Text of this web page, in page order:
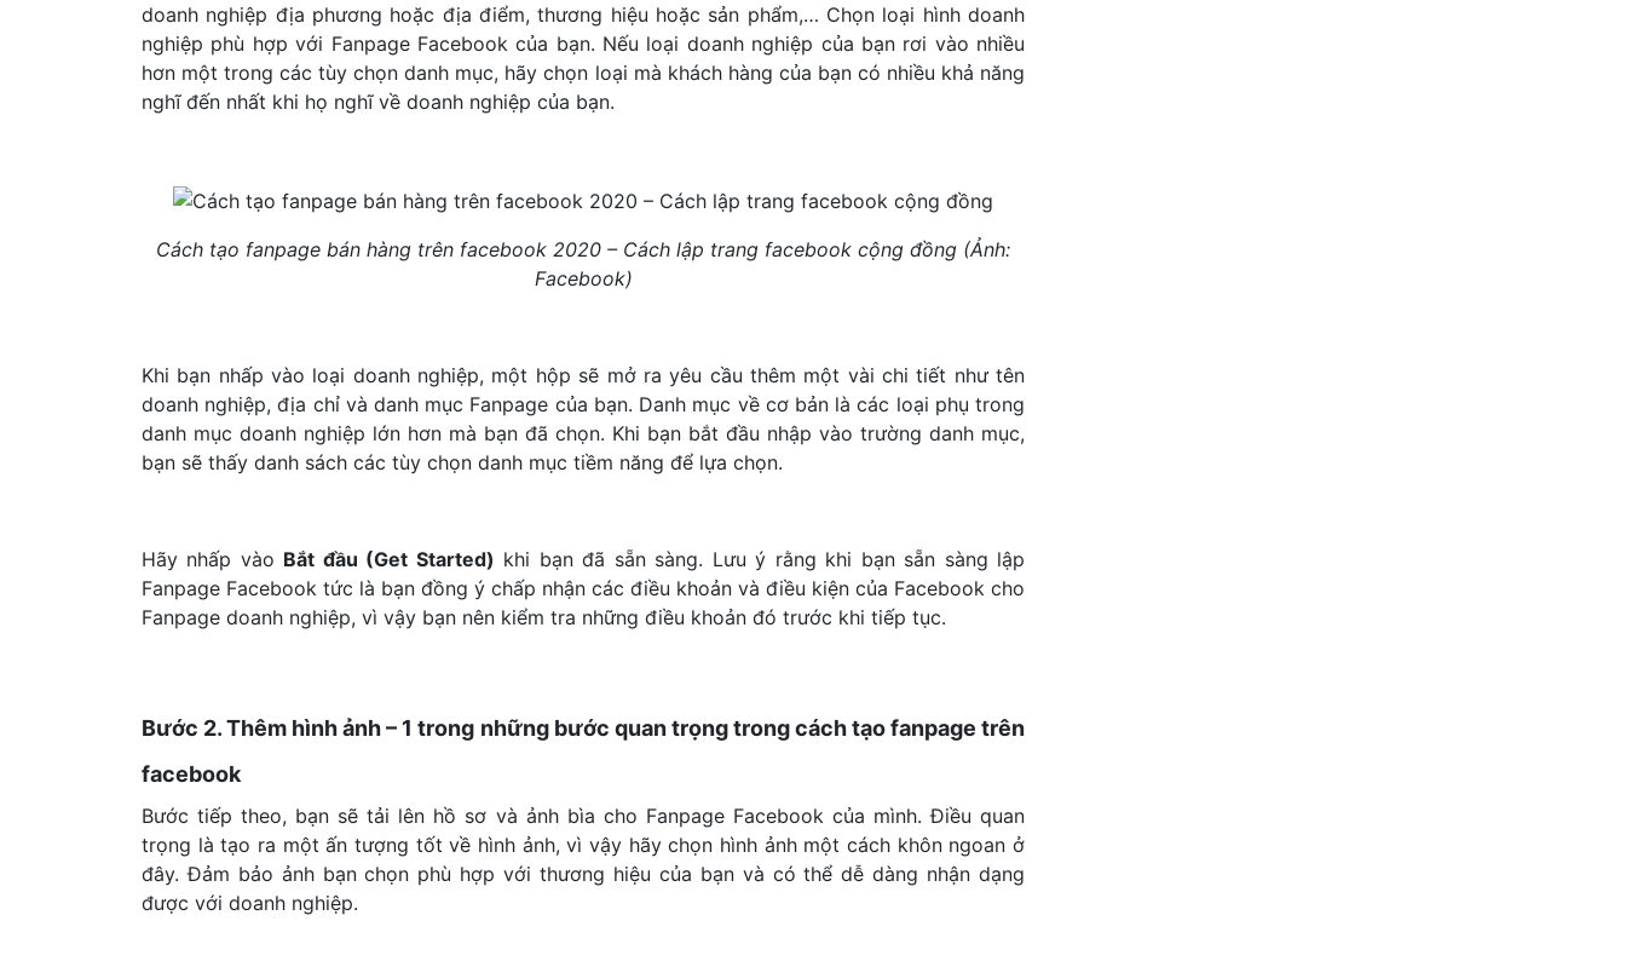
doanh nghiệp địa phương hoặc địa điểm, thương hiệu hoặc sản phẩm,… Chọn loại hình doanh
nghiệp phù hợp với Fanpage Facebook của bạn. Nếu loại doanh nghiệp của bạn rơi vào nhiều
hơn một trong các tùy chọn danh mục, hãy chọn loại mà khách hàng của bạn có nhiều khả năng
nghĩ đến nhất khi họ nghĩ về doanh nghiệp của bạn.
Cách tạo fanpage bán hàng trên facebook 2020 – Cách lập trang facebook cộng đồng (Ảnh:
Facebook)
Khi bạn nhấp vào loại doanh nghiệp, một hộp sẽ mở ra yêu cầu thêm một vài chi tiết như tên
doanh nghiệp, địa chỉ và danh mục Fanpage của bạn. Danh mục về cơ bản là các loại phụ trong
danh mục doanh nghiệp lớn hơn mà bạn đã chọn. Khi bạn bắt đầu nhập vào trường danh mục,
bạn sẽ thấy danh sách các tùy chọn danh mục tiềm năng để lựa chọn.
Hãy nhấp vào Bắt đầu (Get Started) khi bạn đã sẵn sàng. Lưu ý rằng khi bạn sẵn sàng lập
Fanpage Facebook tức là bạn đồng ý chấp nhận các điều khoản và điều kiện của Facebook cho
Fanpage doanh nghiệp, vì vậy bạn nên kiểm tra những điều khoản đó trước khi tiếp tục.
Bước 2. Thêm hình ảnh – 1 trong những bước quan trọng trong cách tạo fanpage trên
facebook
Bước tiếp theo, bạn sẽ tải lên hồ sơ và ảnh bìa cho Fanpage Facebook của mình. Điều quan
trọng là tạo ra một ấn tượng tốt về hình ảnh, vì vậy hãy chọn hình ảnh một cách khôn ngoan ở
đây. Đảm bảo ảnh bạn chọn phù hợp với thương hiệu của bạn và có thể dễ dàng nhận dạng
được với doanh nghiệp.